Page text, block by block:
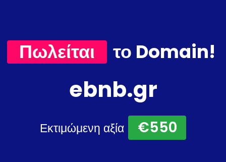
Πωλείται το Domain!
ebnb.gr
Εκτιμώμενη αξία €550